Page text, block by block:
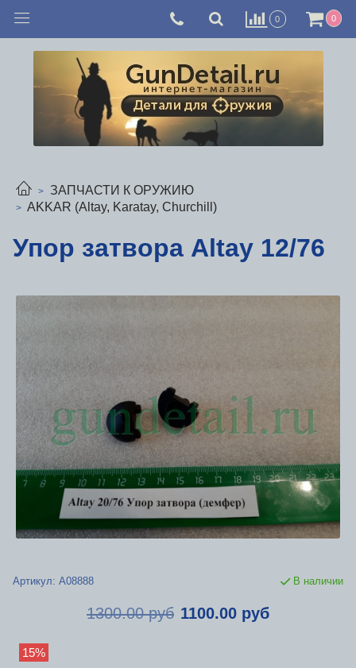
0 0
ЗАПЧАСТИ К ОРУЖИЮ
AKKAR (Altay, Karatay, Churchill)
Упор затвора Altay 12/76
Артикул: А08888 В наличии
1300.00 руб 1100.00 руб
15%